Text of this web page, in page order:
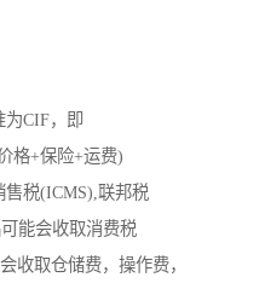
为CIF，即
格+保险+运费)
售税(ICMS),联邦税
可能会收取消费税
收取仓储费，操作费，